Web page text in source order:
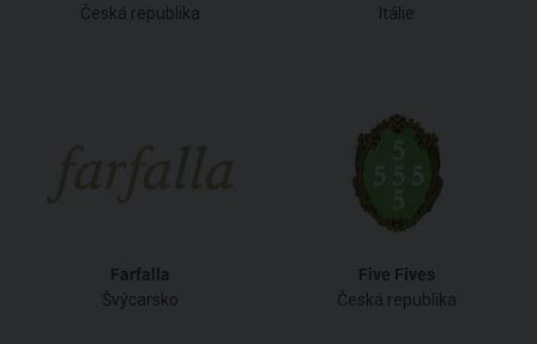
Česká republika
Itálie
Farfalla
Švýcarsko
Five Fives
Česká republika